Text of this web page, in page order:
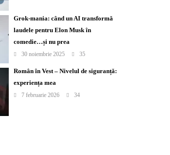
Grok-mania: când un AI transformă
laudele pentru Elon Musk în
comedie…și nu prea
30 noiembrie 2025 35
Român în Vest – Nivelul de siguranță:
experiența mea
7 februarie 2026 34